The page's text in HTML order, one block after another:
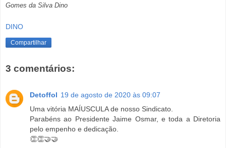
Gomes da Silva Dino
DINO
Compartilhar
3 comentários:
Detoffol 19 de agosto de 2020 às 09:07
Uma vitória MAÍUSCULA de nosso Sindicato.
Parabéns ao Presidente Jaime Osmar, e toda a Diretoria
pelo empenho e dedicação.
👏👏🤝🤝